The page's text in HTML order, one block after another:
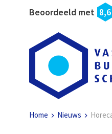
Beoordeeld met 8,6
Home Nieuws